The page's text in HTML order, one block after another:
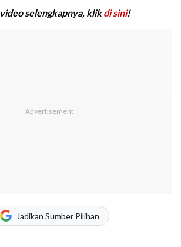
selengkapnya, klikdi sini!
Jadikan Sumber Pilihan